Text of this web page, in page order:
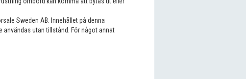
Sweden AB. Innehållet på denna
utan tillstånd. För något annat